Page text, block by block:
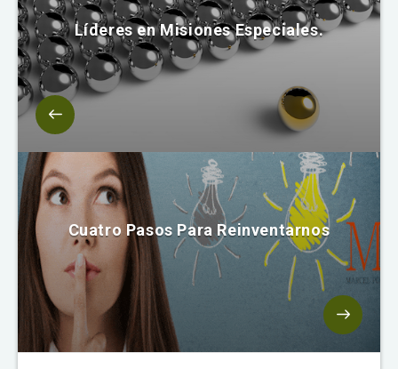
Líderes en Misiones Especiales.
Cuatro Pasos Para Reinventarnos